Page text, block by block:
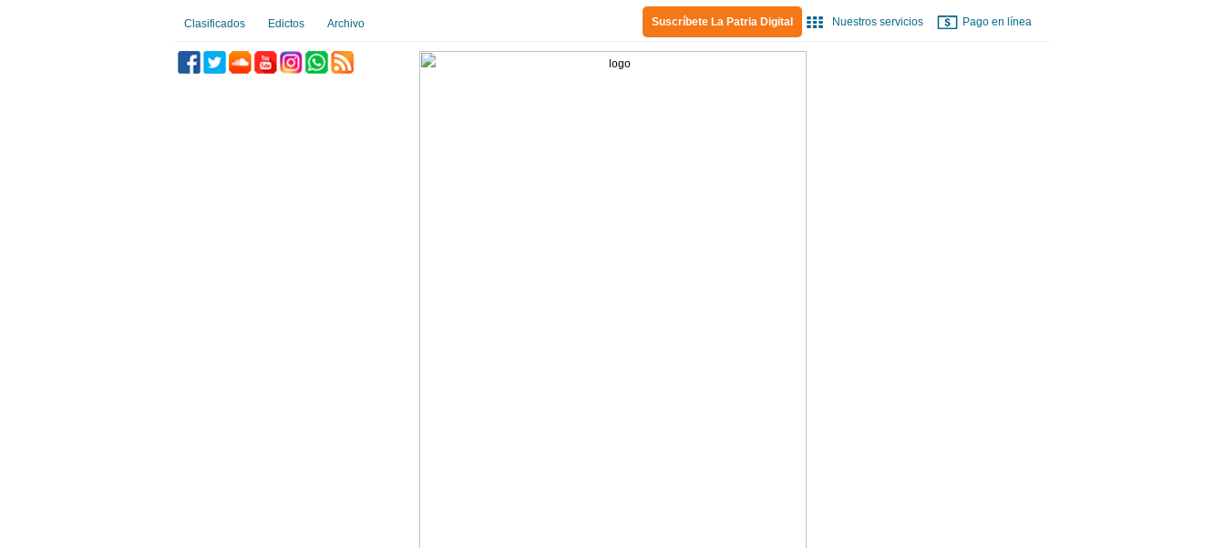
Clasificados Edictos Archivo Suscríbete La Patria Digital Nuestros servicios Pago en línea